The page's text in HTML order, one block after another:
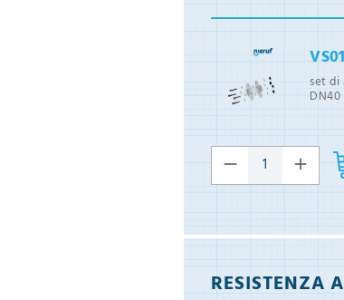
set di
RESISTENZA